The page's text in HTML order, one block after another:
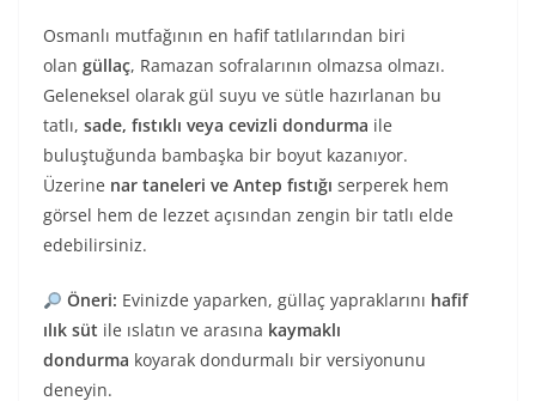
Osmanlı mutfağının en hafif tatlılarından biri
olan güllaç, Ramazan sofralarının olmazsa olmazı.
Geleneksel olarak gül suyu ve sütle hazırlanan bu
tatlı, sade, fıstıklı veya cevizli dondurma ile
buluştuğunda bambaşka bir boyut kazanıyor.
Üzerine nar taneleri ve Antep fıstığı serperek hem
görsel hem de lezzet açısından zengin bir tatlı elde
edebilirsiniz.
Öneri: Evinizde yaparken, güllaç yapraklarını hafif
ılık süt ile ıslatın ve arasına kaymaklı
dondurma koyarak dondurmalı bir versiyonunu
deneyin.